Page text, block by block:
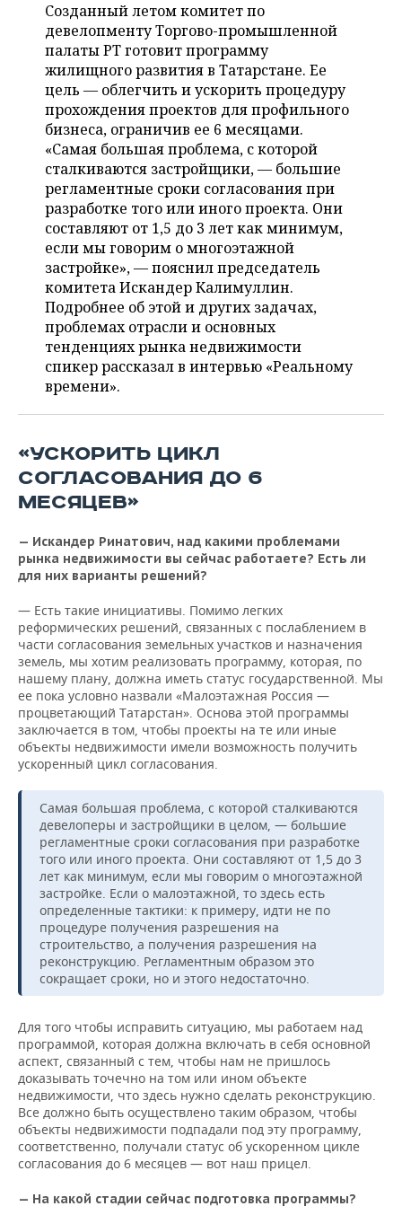
ВОЛЕЙБОЛ
КИБЕРСПОРТ
ФИГУРНОЕ КАТАНИЕ
ВОДНЫЕ ВИДЫ СПОРТА
ХОККЕЙ С МЯЧОМ
ИСТОРИЯ
КУЛЬТУРА
МЕДИЦИНА
ОБРАЗОВАНИЕ
ПРОИСШЕСТВИЯ
СПИСОК ПЕРСОН
СПИСОК КОМПАНИЙ
ПОЛНАЯ ВЕРСИЯ
Созданный летом комитет по
девелопменту Торгово-промышленной
палаты РТ готовит программу
жилищного развития в Татарстане. Ее
цель — облегчить и ускорить процедуру
прохождения проектов для профильного
бизнеса, ограничив ее 6 месяцами.
«Самая большая проблема, с которой
сталкиваются застройщики, — большие
регламентные сроки согласования при
разработке того или иного проекта. Они
составляют от 1,5 до 3 лет как минимум,
если мы говорим о многоэтажной
застройке», — пояснил председатель
комитета Искандер Калимуллин.
Подробнее об этой и других задачах,
проблемах отрасли и основных
тенденциях рынка недвижимости
спикер рассказал в интервью «Реальному
времени».
«УСКОРИТЬ ЦИКЛ
СОГЛАСОВАНИЯ ДО 6
МЕСЯЦЕВ»
— Искандер Ринатович, над какими проблемами
рынка недвижимости вы сейчас работаете? Есть ли
для них варианты решений?
— Есть такие инициативы. Помимо легких
реформических решений, связанных с послаблением в
части согласования земельных участков и назначения
земель, мы хотим реализовать программу, которая, по
нашему плану, должна иметь статус государственной. Мы
ее пока условно назвали «Малоэтажная Россия —
процветающий Татарстан». Основа этой программы
заключается в том, чтобы проекты на те или иные
объекты недвижимости имели возможность получить
ускоренный цикл согласования.
Самая большая проблема, с которой сталкиваются
девелоперы и застройщики в целом, — большие
регламентные сроки согласования при разработке
того или иного проекта. Они составляют от 1,5 до 3
лет как минимум, если мы говорим о многоэтажной
застройке. Если о малоэтажной, то здесь есть
определенные тактики: к примеру, идти не по
процедуре получения разрешения на
строительство, а получения разрешения на
реконструкцию. Регламентным образом это
сокращает сроки, но и этого недостаточно.
Для того чтобы исправить ситуацию, мы работаем над
программой, которая должна включать в себя основной
аспект, связанный с тем, чтобы нам не пришлось
доказывать точечно на том или ином объекте
недвижимости, что здесь нужно сделать реконструкцию.
Все должно быть осуществлено таким образом, чтобы
объекты недвижимости подпадали под эту программу,
соответственно, получали статус об ускоренном цикле
согласования до 6 месяцев — вот наш прицел.
— На какой стадии сейчас подготовка программы?